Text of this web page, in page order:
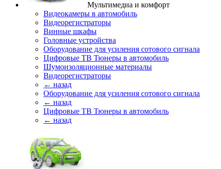
Мультимедиа и комфорт
Видеокамеры в автомобиль
Видеорегистраторы
Винные шкафы
Головные устройства
Оборудование для усиления сотового сигнала
Цифровые ТВ Тюнеры в автомобиль
Шумоизоляционные материалы
Видеорегистраторы
← назад
Оборудование для усиления сотового сигнала
← назад
Цифровые ТВ Тюнеры в автомобиль
← назад